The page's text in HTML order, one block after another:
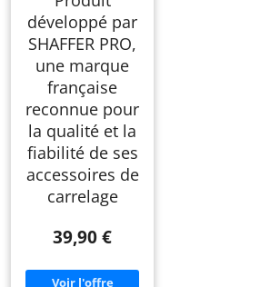
développé par
SHAFFER PRO,
une marque
française
reconnue pour
la qualité et la
fiabilité de ses
accessoires de
carrelage
39,90 €